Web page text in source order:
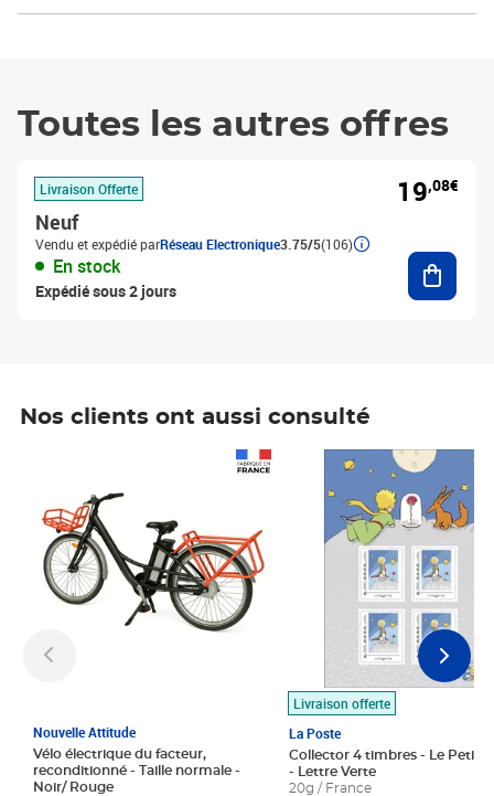
Toutes les autres offres
Livraison Offerte
Neuf
Vendu et expédié parRéseau Electronique3.75/5(106)
En stock
Expédié sous 2 jours
19,08€
Nos clients ont aussi consulté
Nouvelle Attitude
Vélo électrique du facteur,
reconditionné - Taille normale -
Noir/ Rouge
Livraison offerte
La Poste
Collector 4 timbres - Le Petit
- Lettre Verte
20g / France
Prix 7,50€